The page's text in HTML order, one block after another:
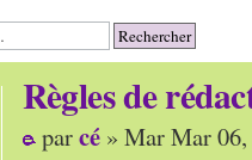
Règles de
parcé » Mar Mar